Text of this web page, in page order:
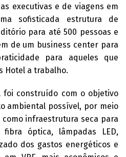
executivas e de viagens em
sofisticada estrutura de
para até 500 pessoas e
de um business center para
para aqueles que
Hotel a trabalho.
foi construído com o objetivo
ambiental possível, por meio
infraestrutura seca para
óptica, lâmpadas LED,
dos gastos energéticos e